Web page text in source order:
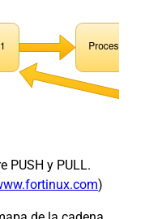
PUSH y PULL.
)